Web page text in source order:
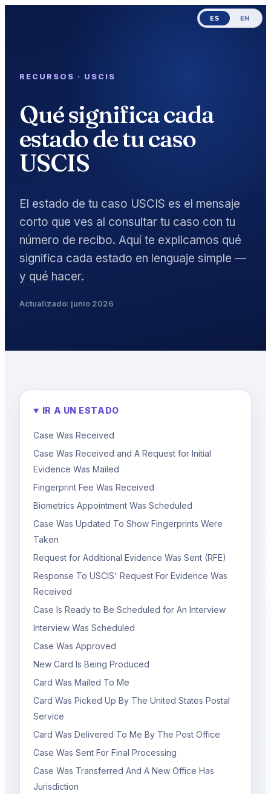
ES EN
RECURSOS · USCIS
Qué significa cada
estado de tu caso
USCIS
El estado de tu caso USCIS es el mensaje
corto que ves al consultar tu caso con tu
número de recibo. Aquí te explicamos qué
significa cada estado en lenguaje simple —
y qué hacer.
Actualizado: junio 2026
IR A UN ESTADO
Case Was Received
Case Was Received and A Request for Initial
Evidence Was Mailed
Fingerprint Fee Was Received
Biometrics Appointment Was Scheduled
Case Was Updated To Show Fingerprints Were
Taken
Request for Additional Evidence Was Sent (RFE)
Response To USCIS' Request For Evidence Was
Received
Case Is Ready to Be Scheduled for An Interview
Interview Was Scheduled
Case Was Approved
New Card Is Being Produced
Card Was Mailed To Me
Card Was Picked Up By The United States Postal
Service
Card Was Delivered To Me By The Post Office
Case Was Sent For Final Processing
Case Was Transferred And A New Office Has
Jurisdiction